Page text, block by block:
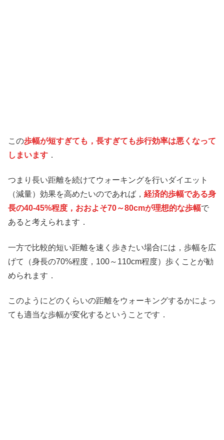
この歩幅が短すぎても，長すぎても歩行効率は悪くなって
しまいます ．
つまり長い距離を続けてウォーキングを行いダイエット
（減量）効果を高めたいのであれば， 経済的歩幅である身
長の40-45%程度，おおよそ70～80cmが理想的な歩幅で
あると考えられます．
一方で比較的短い距離を速く歩きたい場合には，歩幅を広
げて（身長の70%程度，100～110cm程度）歩くことが勧
められます．
このようにどのくらいの距離をウォーキングするかによっ
ても適当な歩幅が変化するということです．